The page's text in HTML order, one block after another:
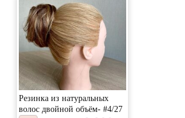
Резинка из натуральных
волос двойной объём- #4/27